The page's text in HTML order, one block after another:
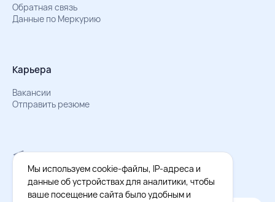
Обратная связь
Данные по Меркурию
Карьера
Вакансии
Отправить резюме
Мы в Телеграм
Документы об обработке персональных данных
Охрана труда – результаты СОУТ
Мы используем cookie-файлы, IP-адреса и
данные об устройствах для аналитики, чтобы
ваше посещение сайта было удобным и